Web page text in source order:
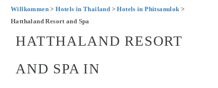
Willkommen>Hotels in Thailand >Hotels in Phitsanulok >
Hatthaland Resort and Spa
HATTHALAND RESORT
AND SPA IN